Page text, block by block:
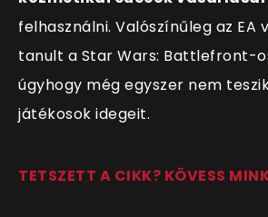
felhasználni. Valószínűleg az EA
tanult a Star Wars: Battlefront-
úgyhogy még egyszer nem
játékosok idegeit.
TETSZETT A CIKK? KÖVESS